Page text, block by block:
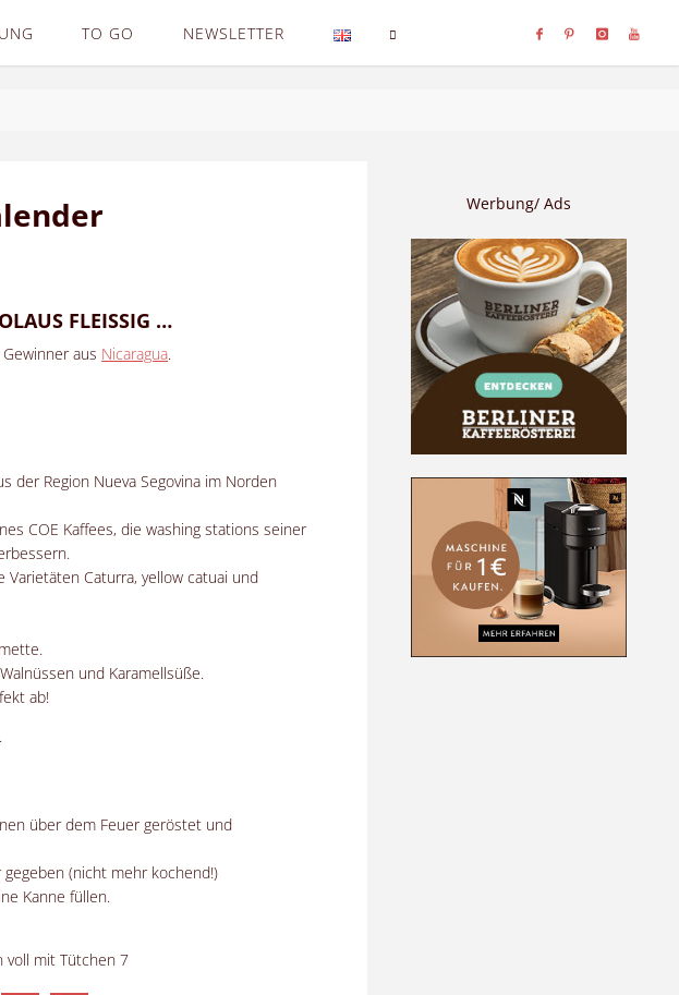
TO GO NEWSLETTER
FLEISSIG …
Gewinner aus Nicaragua.
der Region Nueva Segovina im Norden
COE Kaffees, die washing stations seiner
Caturra, yellow catuai und
und Karamellsüße.
ab!
über dem Feuer geröstet und
(nicht mehr kochend!)
Kanne füllen.
voll mit Tütchen 7
Werbung/ Ads